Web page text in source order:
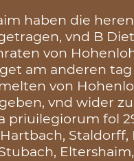
haben die
vnd B
von
am anderen
von
vnd wider
priuilegiorum fol